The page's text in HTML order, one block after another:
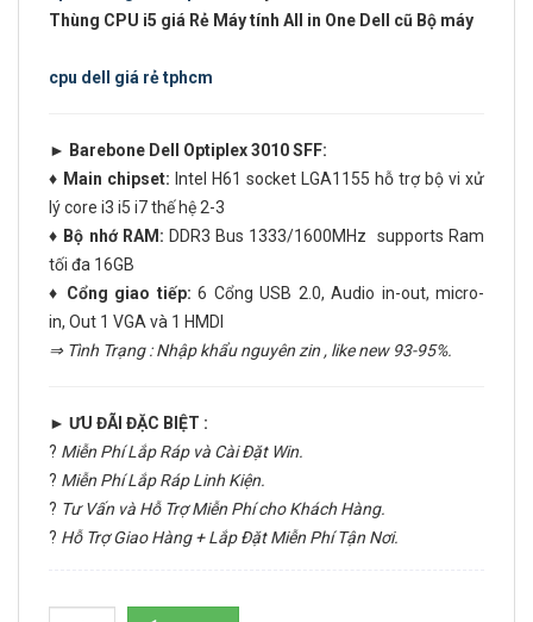
Thùng CPU i5 giá Rẻ Máy tính All in One Dell cũ Bộ máy
cpu dell giá rẻ tphcm
► Barebone Dell Optiplex 3010 SFF:
♦ Main chipset: Intel H61 socket LGA1155 hỗ trợ bộ vi xử
lý core i3 i5 i7 thế hệ 2-3
♦ Bộ nhớ RAM: DDR3 Bus 1333/1600MHz supports Ram
tối đa 16GB
♦ Cổng giao tiếp: 6 Cổng USB 2.0, Audio in-out, micro-
in, Out 1 VGA và 1 HMDI
⇒ Tình Trạng : Nhập khẩu nguyên zin , like new 93-95%.
► ƯU ĐÃI ĐẶC BIỆT :
? Miễn Phí Lắp Ráp và Cài Đặt Win.
? Miễn Phí Lắp Ráp Linh Kiện.
? Tư Vấn và Hỗ Trợ Miễn Phí cho Khách Hàng.
? Hỗ Trợ Giao Hàng + Lắp Đặt Miễn Phí Tận Nơi.